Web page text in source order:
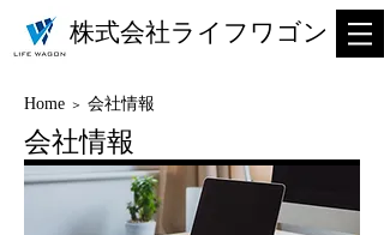
株式会社ライフワゴン
Home ＞ 会社情報
​会社情報